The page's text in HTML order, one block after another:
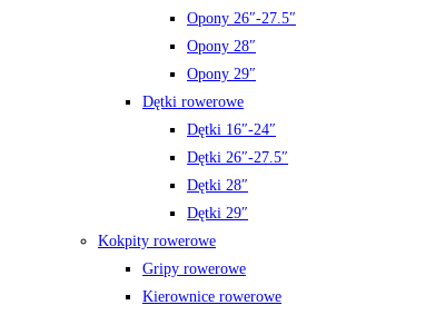
Opony 26″-27.5″
Opony 28″
Opony 29″
Dętki rowerowe
Dętki 16″-24″
Dętki 26″-27.5″
Dętki 28″
Dętki 29″
Kokpity rowerowe
Gripy rowerowe
Kierownice rowerowe